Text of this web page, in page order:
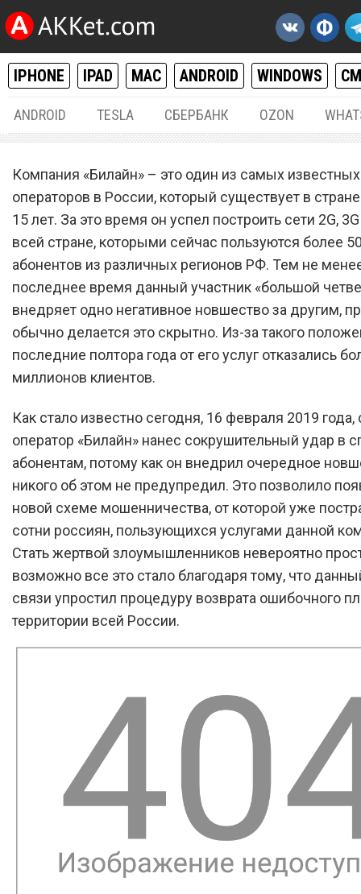
IPHONE IPAD MAC ANDROID WINDOWS
ANDROID TESLA СБЕРБАНК OZON
Сотовый оператор
нанес сокрушительный
спину абонентам
Компания «Билайн» – это один из самых
операторов в России, который существует в
15 лет. За это время он успел построить сети 2G,
всей стране, которыми сейчас пользуются более
абонентов из различных регионов РФ. Тем не
последнее время данный участник «большой
внедряет одно негативное новшество за другим,
обычно делается это скрытно. Из-за такого
последние полтора года от его услуг отказались
миллионов клиентов.
Как стало известно сегодня, 16 февраля 2019
оператор «Билайн» нанес сокрушительный удар в
абонентам, потому как он внедрил очередное
никого об этом не предупредил. Это позволило
новой схеме мошенничества, от которой уже
сотни россиян, пользующихся услугами данной
Стать жертвой злоумышленников невероятно
возможно все это стало благодаря тому, что
связи упростил процедуру возврата ошибочного
территории всей России.